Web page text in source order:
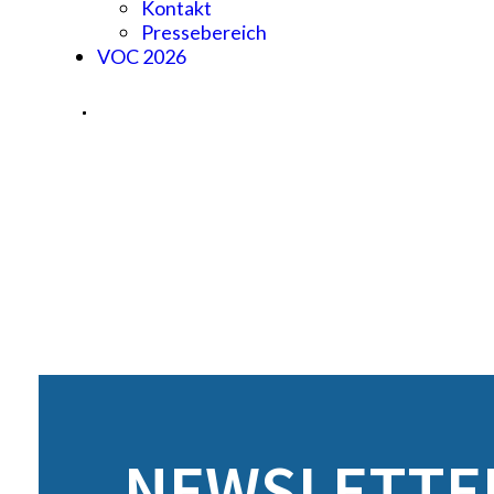
Kontakt
Pressebereich
VOC 2026